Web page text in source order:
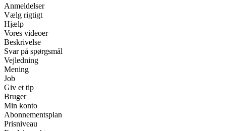
Anmeldelser
Vælg rigtigt
Hjælp
Vores videoer
Beskrivelse
Svar på spørgsmål
Vejledning
Mening
Job
Giv et tip
Bruger
Min konto
Abonnementsplan
Prisniveau